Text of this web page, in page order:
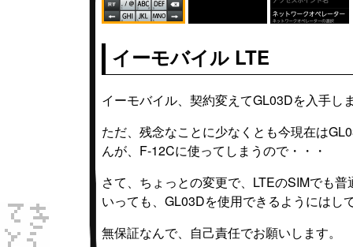
イーモバイル LTE
イーモバイル、契約変えてGL03Dを入手し
ただ、残念なことに少なくとも今現在は
んが、F-12Cに使ってしまうので・・・
さて、ちょっとの変更で、LTEのSIMでも
いっても、GL03Dを使用できるようにはし
無保証なんで、自己責任でお願いします。